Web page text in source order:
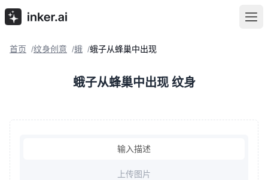
首页 /纹身创意 /蛾 /蛾子从蜂巢中出现
蛾子从蜂巢中出现 纹身
输入描述
上传图片